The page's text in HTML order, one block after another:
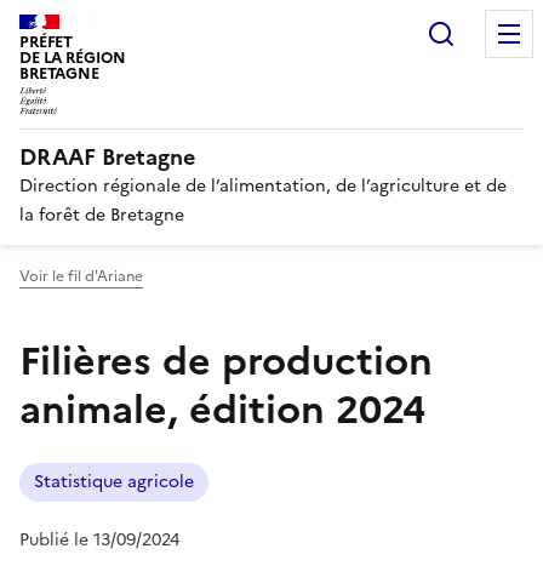
PRÉFET
DE LA RÉGION
BRETAGNE
DRAAF Bretagne
Direction régionale de l’alimentation, de l’agriculture et de
la forêt de Bretagne
Voir le fil d'Ariane
Filières de production
animale, édition 2024
Statistique agricole
Publié le 13/09/2024